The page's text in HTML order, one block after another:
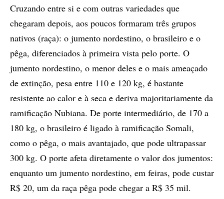
Cruzando entre si e com outras variedades que
chegaram depois, aos poucos formaram três grupos
nativos (raça): o jumento nordestino, o brasileiro e o
pêga, diferenciados à primeira vista pelo porte. O
jumento nordestino, o menor deles e o mais ameaçado
de extinção, pesa entre 110 e 120 kg, é bastante
resistente ao calor e à seca e deriva majoritariamente da
ramificação Nubiana. De porte intermediário, de 170 a
180 kg, o brasileiro é ligado à ramificação Somali,
como o pêga, o mais avantajado, que pode ultrapassar
300 kg. O porte afeta diretamente o valor dos jumentos:
enquanto um jumento nordestino, em feiras, pode custar
R$ 20, um da raça pêga pode chegar a R$ 35 mil.